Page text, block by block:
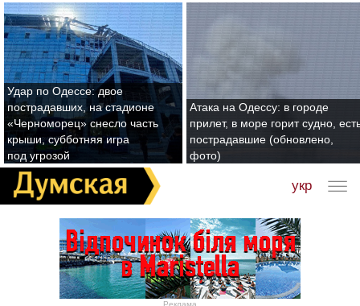
Удар по Одессе: двое
пострадавших, на стадионе
«Черноморец» снесло часть
крыши, субботняя игра
под угрозой
Атака на Одессу: в городе
прилет, в море горит судно,
пострадавшие (обновлено,
фото)
укр
Реклама